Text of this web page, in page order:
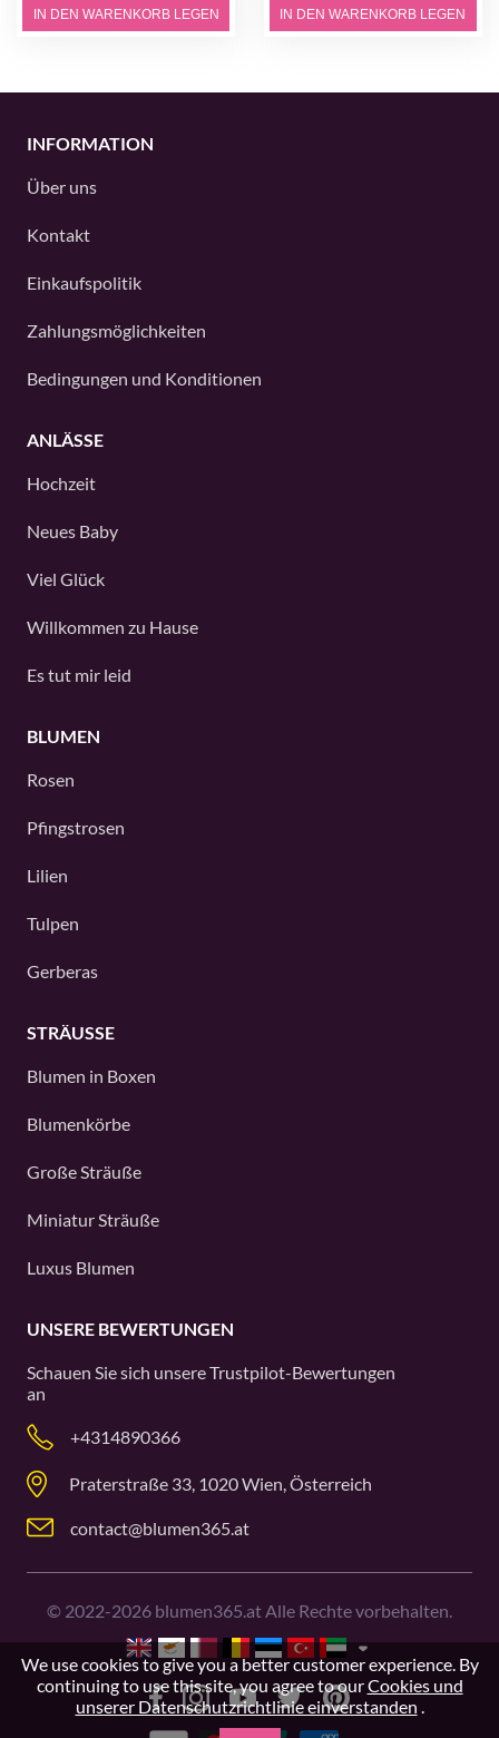
IN DEN WARENKORB LEGEN IN DEN WARENKORB LEGEN
INFORMATION
Über uns
Kontakt
Einkaufspolitik
Zahlungsmöglichkeiten
Bedingungen und Konditionen
ANLÄSSE
Hochzeit
Neues Baby
Viel Glück
Willkommen zu Hause
Es tut mir leid
BLUMEN
Rosen
Pfingstrosen
Lilien
Tulpen
Gerberas
STRÄUSSE
Blumen in Boxen
Blumenkörbe
Große Sträuße
Miniatur Sträuße
Luxus Blumen
UNSERE BEWERTUNGEN
Schauen Sie sich unsereTrustpilot-Bewertungen
an
+4314890366
Praterstraße 33, 1020 Wien, Österreich
contact@blumen365.at
© 2022-2026 blumen365.at Alle Rechte vorbehalten.
We use cookies to give you a better customer experience. By
continuing to use this site, you agree to ourCookies und
unserer Datenschutzrichtlinie einverstanden .